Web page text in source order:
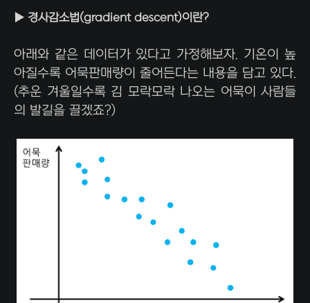
▶ 경사감소법(gradient descent)이란?
아래와 같은 데이터가 있다고 가정해보자. 기온이 높
아질수록 어묵판매량이 줄어든다는 내용을 담고 있다.
(추운 겨울일수록 김 모락모락 나오는 어묵이 사람들
의 발길을 끌겠죠?)